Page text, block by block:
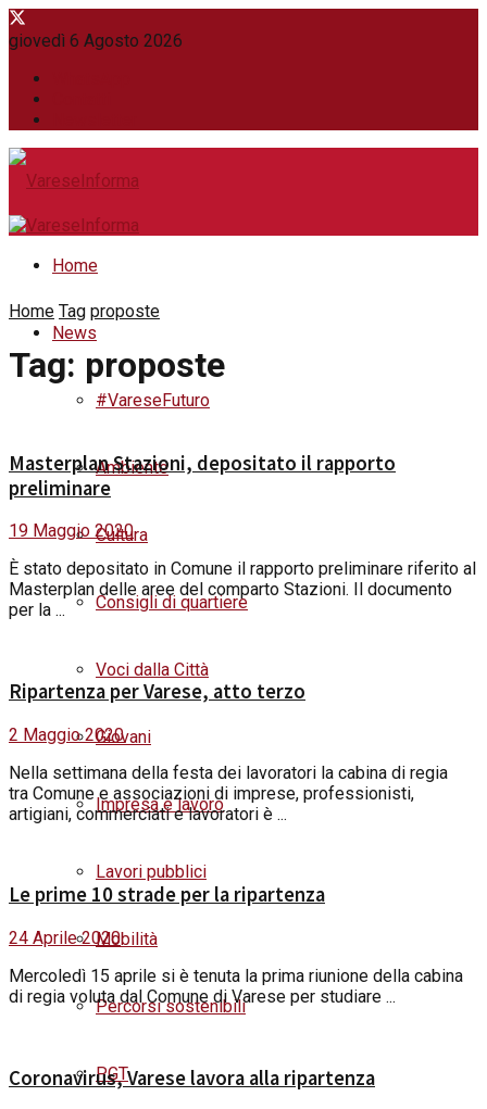
giovedì 6 Agosto 2026
Home
News
#VareseFuturo
Ambiente
Cultura
Consigli di quartiere
Voci dalla Città
Giovani
Impresa e lavoro
Lavori pubblici
Mobilità
Percorsi sostenibili
PGT
Home Tag proposte
Tag: proposte
Masterplan Stazioni, depositato il rapporto
preliminare
19 Maggio 2020
È stato depositato in Comune il rapporto preliminare riferito al
Masterplan delle aree del comparto Stazioni. Il documento
per la ...
Ripartenza per Varese, atto terzo
2 Maggio 2020
Nella settimana della festa dei lavoratori la cabina di regia
tra Comune e associazioni di imprese, professionisti,
artigiani, commerciati e lavoratori è ...
Le prime 10 strade per la ripartenza
24 Aprile 2020
Mercoledì 15 aprile si è tenuta la prima riunione della cabina
di regia voluta dal Comune di Varese per studiare ...
Coronavirus, Varese lavora alla ripartenza